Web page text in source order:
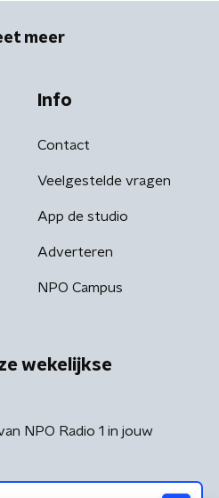
meer
Info
Contact
Veelgestelde vragen
App de studio
Adverteren
NPO Campus
wekelijkse
NPO Radio 1 in jouw